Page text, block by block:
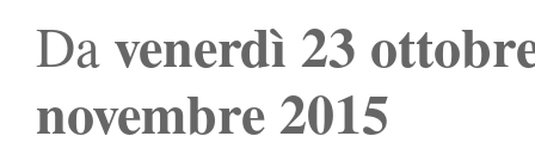
Davenerdì 23
novembre 2015